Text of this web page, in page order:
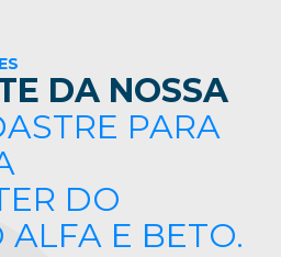
DA NOSSA
PARA
DO
ALFA E BETO.